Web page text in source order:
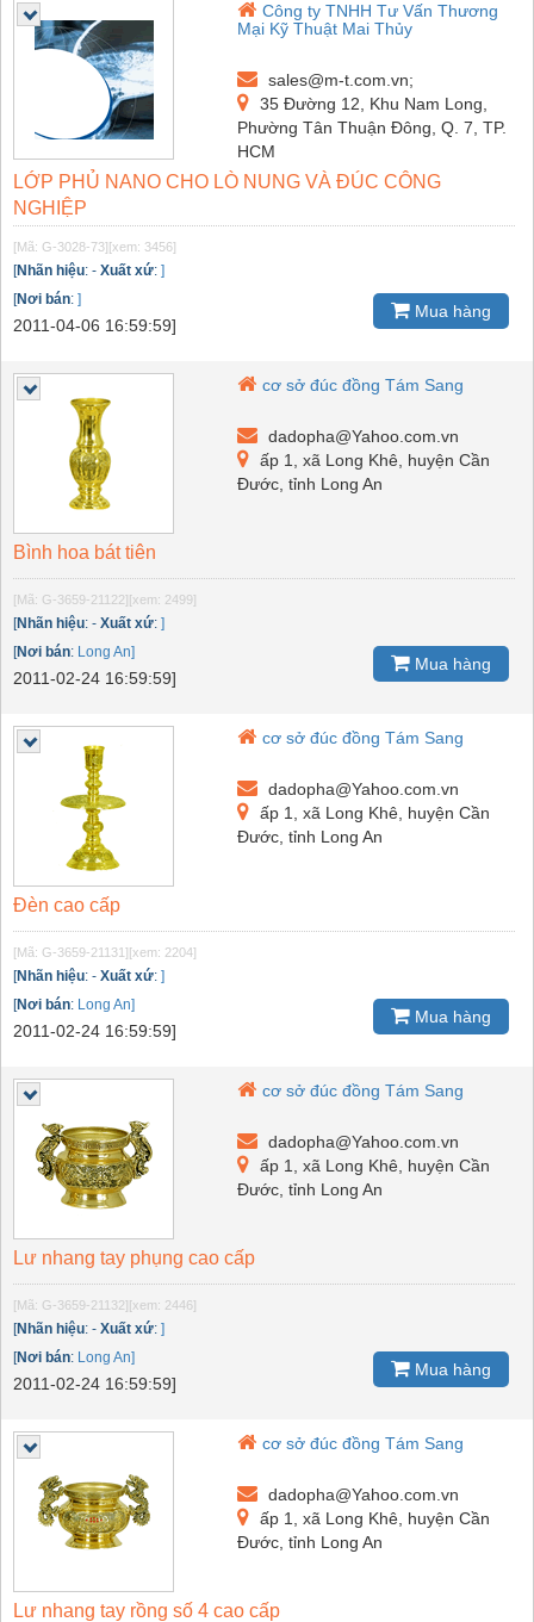
Công ty TNHH Tư Vấn Thương
Mại Kỹ Thuật Mai Thủy
sales@m-t.com.vn;
35 Đường 12, Khu Nam Long,
Phường Tân Thuận Đông, Q. 7, TP.
HCM
LỚP PHỦ NANO CHO LÒ NUNG VÀ ĐÚC CÔNG
NGHIỆP
[Mã: G-3028-73][xem: 3456]
[Nhãn hiệu: - Xuất xứ: ]
[Nơi bán: ]
2011-04-06 16:59:59]
Mua hàng
cơ sở đúc đồng Tám Sang
dadopha@Yahoo.com.vn
ấp 1, xã Long Khê, huyện Cần
Đước, tỉnh Long An
Bình hoa bát tiên
[Mã: G-3659-21122][xem: 2499]
[Nhãn hiệu: - Xuất xứ: ]
[Nơi bán: Long An]
2011-02-24 16:59:59]
Mua hàng
cơ sở đúc đồng Tám Sang
dadopha@Yahoo.com.vn
ấp 1, xã Long Khê, huyện Cần
Đước, tỉnh Long An
Đèn cao cấp
[Mã: G-3659-21131][xem: 2204]
[Nhãn hiệu: - Xuất xứ: ]
[Nơi bán: Long An]
2011-02-24 16:59:59]
Mua hàng
cơ sở đúc đồng Tám Sang
dadopha@Yahoo.com.vn
ấp 1, xã Long Khê, huyện Cần
Đước, tỉnh Long An
Lư nhang tay phụng cao cấp
[Mã: G-3659-21132][xem: 2446]
[Nhãn hiệu: - Xuất xứ: ]
[Nơi bán: Long An]
2011-02-24 16:59:59]
Mua hàng
cơ sở đúc đồng Tám Sang
dadopha@Yahoo.com.vn
ấp 1, xã Long Khê, huyện Cần
Đước, tỉnh Long An
Lư nhang tay rồng số 4 cao cấp